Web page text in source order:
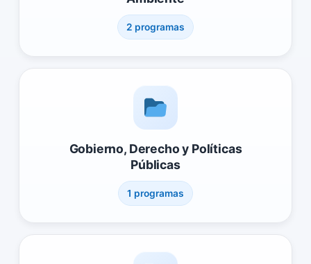
2 programas
Gobierno, Derecho y Políticas
Públicas
1 programas